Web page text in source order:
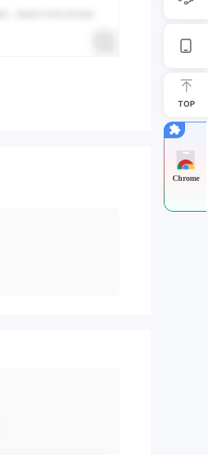
TOP
Chrome